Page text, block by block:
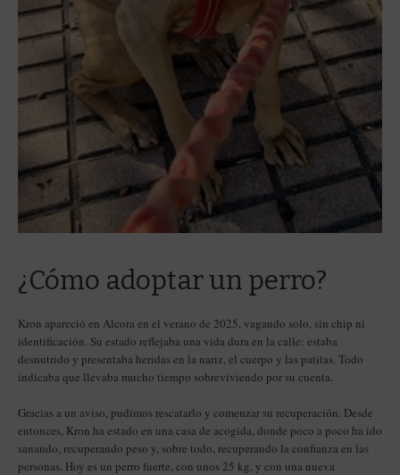
¿Cómo adoptar un perro?
Kron apareció en Alcora en el verano de 2025, vagando solo, sin chip ni
identificación. Su estado reflejaba una vida dura en la calle: estaba
desnutrido y presentaba heridas en la nariz, el cuerpo y las patitas. Todo
indicaba que llevaba mucho tiempo sobreviviendo por su cuenta.
Gracias a un aviso, pudimos rescatarlo y comenzar su recuperación. Desde
entonces, Kron ha estado en una casa de acogida, donde poco a poco ha ido
sanando, recuperando peso y, sobre todo, recuperando la confianza en las
personas. Hoy es un perro fuerte, con unos 25 kg, y con una nueva